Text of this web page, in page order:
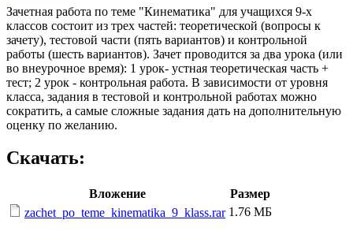
Зачетная работа по теме "Кинематика" для учащихся 9-х
классов состоит из трех частей: теоретической (вопросы к
зачету), тестовой части (пять вариантов) и контрольной
работы (шесть вариантов). Зачет проводится за два урока (или
во внеурочное время): 1 урок- устная теоретическая часть +
тест; 2 урок - контрольная работа. В зависимости от уровня
класса, задания в тестовой и контрольной работах можно
сократить, а самые сложные задания дать на дополнительную
оценку по желанию.
Скачать:
Вложение
Размер
zachet_po_teme_kinematika_9_klass.rar 1.76 МБ